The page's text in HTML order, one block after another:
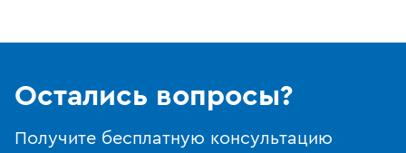
Остались вопросы?
Получите бесплатную консультацию